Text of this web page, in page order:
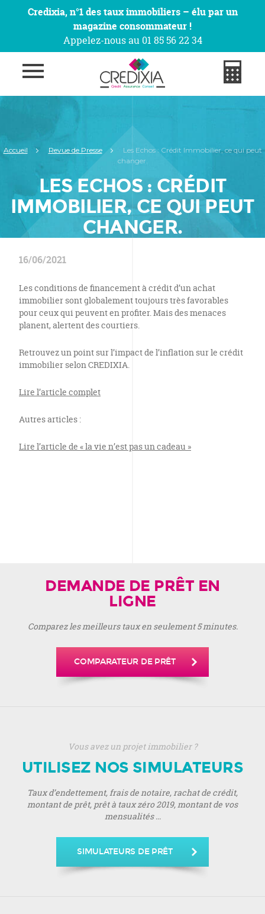
Credixia, n°1 des taux immobiliers – élu par un
magazine consommateur !
Appelez-nous au 01 85 56 22 34
Accueil Revue de Presse
Les Echos : Crédit Immobilier, ce qui peut
changer.
LES ECHOS : CRÉDIT
IMMOBILIER, CE QUI PEUT
CHANGER.
16/06/2021
Les conditions de financement à crédit d’un achat
immobilier sont globalement toujours très favorables
pour ceux qui peuvent en profiter. Mais des menaces
planent, alertent des courtiers.
Retrouvez un point sur l’impact de l’inflation sur le crédit
immobilier selon CREDIXIA.
Lire l’article complet
Autres articles :
Lire l’article de « la vie n’est pas un cadeau »
DEMANDE DE PRÊT EN
LIGNE
Comparez les meilleurs taux en seulement 5 minutes.
COMPARATEUR DE PRÊT
Vous avez un projet immobilier ?
UTILISEZ NOS SIMULATEURS
Taux d’endettement, frais de notaire, rachat de crédit,
montant de prêt, prêt à taux zéro 2019, montant de vos
mensualités ...
SIMULATEURS DE PRÊT